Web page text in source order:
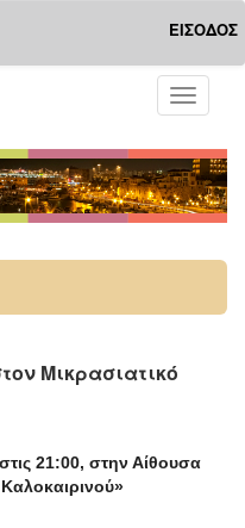
ΕΙΣΟΔΟΣ
Toggle
Μικρασιατικό
21:00, στην Αίθουσα